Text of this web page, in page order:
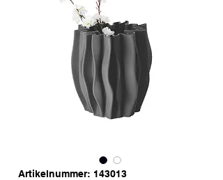
Artikelnummer: 143013